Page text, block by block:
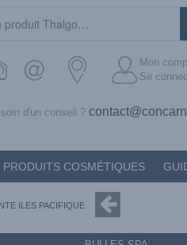
PRODUITS COSMÉTIQUES
d'un conseil ?
Mon
Se
ILES PACIFIQUE